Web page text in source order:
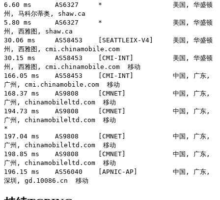
6.60 ms      AS6327     *                  美国, 华盛顿
州, 马科尔蒂奥, shaw.ca
5.80 ms      AS6327     *                  美国, 华盛顿
州, 西雅图, shaw.ca
30.06 ms     AS58453    [SEATTLEIX-V4]     美国, 华盛顿
州, 西雅图, cmi.chinamobile.com
30.15 ms     AS58453    [CMI-INT]          美国, 华盛顿
州, 西雅图, cmi.chinamobile.com  移动
166.05 ms    AS58453    [CMI-INT]          中国, 广东,
广州, cmi.chinamobile.com  移动
168.37 ms    AS9808     [CMNET]            中国, 广东,
广州, chinamobileltd.com  移动
194.73 ms    AS9808     [CMNET]            中国, 广东,
广州, chinamobileltd.com  移动
*
197.04 ms    AS9808     [CMNET]            中国, 广东,
广州, chinamobileltd.com  移动
198.85 ms    AS9808     [CMNET]            中国, 广东,
广州, chinamobileltd.com  移动
196.15 ms    AS56040    [APNIC-AP]         中国, 广东,